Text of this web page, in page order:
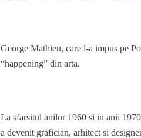
George Mathieu, care l-a impus pe
“happening” din arta.
La sfarsitul anilor 1960 si in anii
a devenit grafician, arhitect si